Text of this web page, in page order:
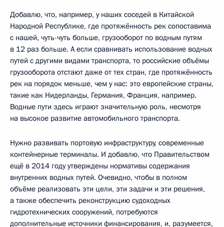
Добавлю, что, например, у наших соседей в Китайской
Народной Республике, где протяжённость рек сопоставима
с нашей, чуть-чуть больше, грузооборот по водным путям
в 12 раз больше. А если сравнивать использование водных
путей с другими видами транспорта, то российские объёмы
грузооборота отстают даже от тех стран, где протяжённость
рек на порядок меньше, чем у нас: это европейские страны,
такие как Нидерланды, Германия, Франция, например.
Водные пути здесь играют значительную роль, несмотря
на высокое развитие автомобильного транспорта.
Нужно развивать портовую инфраструктуру, современные
контейнерные терминалы. И добавлю, что Правительством
ещё в 2014 году утверждены нормативы содержания
внутренних водных путей. Очевидно, чтобы в полном
объёме реализовать эти цели, эти задачи и эти решения,
а также обеспечить реконструкцию судоходных
гидротехнических сооружений, потребуются
дополнительные источники финансирования, и, разумеется,